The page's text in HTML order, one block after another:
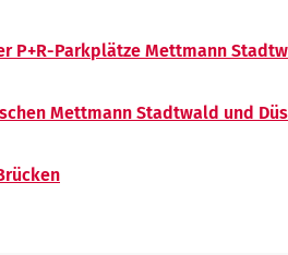
P+R-Parkplätze Mettmann
Mettmann Stadtwald und